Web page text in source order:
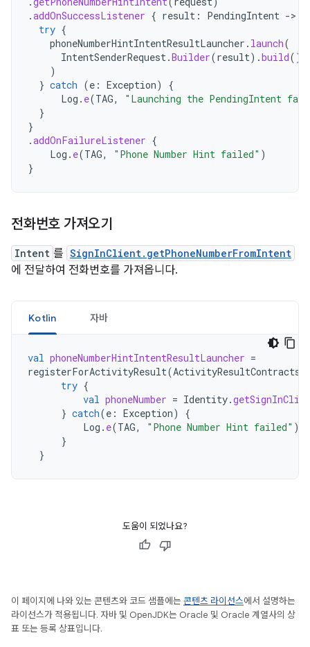
.addOnSuccessListener { result : PendingIntent ->
try {
phoneNumberHintIntentResultLauncher . launch(
IntentSenderRequest.Builder(result).build()
)
} catch (e : Exception)
{
Log . e(TAG,
"Launching the PendingIntent
}
}
.addOnFailureListener {
Log . e(TAG, "Phone Number Hint failed" )
}
전화번호 가져오기
Intent 를 SignInClient.getPhoneNumberFromIntent
에 전달하여 전화번호를 가져옵니다.
Kotlin 자바
val phoneNumberHintIntentResultLauncher =
registerForActivityResult(ActivityResultContracts
try {
val phoneNumber = Identity.
} catch(e : Exception)
{
Log . e(TAG, "Phone Number Hint failed" )
}
}
도움이 되었나요?
이 페이지에 나와 있는 콘텐츠와 코드 샘플에는 콘텐츠 라이선스에서 설명하는
라이선스가 적용됩니다. 자바 및 OpenJDK는 Oracle 및 Oracle 계열사의 상
표 또는 등록 상표입니다.